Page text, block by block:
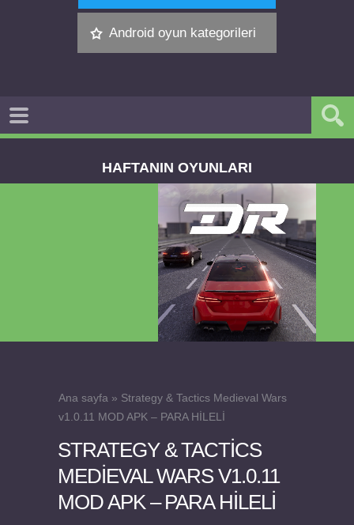
Android oyun kategorileri
HAFTANIN OYUNLARI
Felix the Reaper v1.25 FULL APK
Ana sayfa » Strategy & Tactics Medieval Wars
v1.0.11 MOD APK – PARA HİLELİ
STRATEGY & TACTICS
MEDIEVAL WARS V1.0.11
MOD APK – PARA HİLELİ